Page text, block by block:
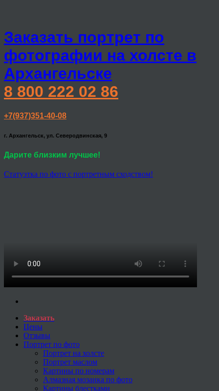
Заказать портрет по
фотографии на холсте в
Архангельске
8 800 222 02 86
+7(937)351-40-08
г. Архангельск, ул. Северодвинская, 9
Дарите близким лучшее!
Статуэтка по фото с портретным сходством!
Заказать
Цены
Отзывы
Портрет по фото
Портрет на холсте
Портрет маслом
Картины по номерам
Алмазная мозаика по фото
Картины блестками